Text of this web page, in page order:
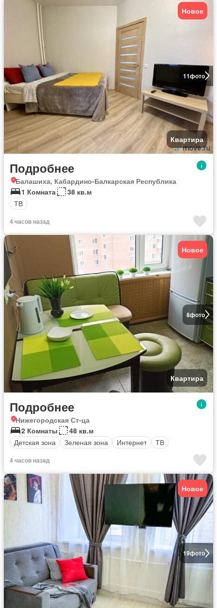
11фото
Новое
Квартира
Подробнее
Балашиха, Кабардино-Балкарская Республика
1 Комната
38 кв.м
ТВ
4 часов назад
8фото
Новое
Квартира
Подробнее
Нижегородская Ст-ца
2 Комнаты
48 кв.м
Детская зона
Зеленая зона Интернет ТВ
4 часов назад
19фото
Новое